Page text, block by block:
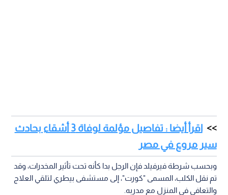
اقرأ أيضا : تفاصيل مؤلمة لوفاة 3 أشقاء بحادث
سير مروع في مصر
وبحسب شرطة فيرفيلد فإن الرجل بدا كأنه تحت تأثير المخدرات، وقد
تم نقل الكلب، المسمى "كورت"، إلى مستشفى بيطري لتلقي العلاج
والتعافي في المنزل مع مدربه.